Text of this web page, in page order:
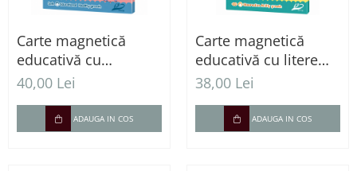
Carte magnetică
educativă cu
dinozauri și piese
40,00 Lei
ADAUGA IN COS
Carte magnetică
educativă cu litere
magnetice
38,00 Lei
ADAUGA IN COS